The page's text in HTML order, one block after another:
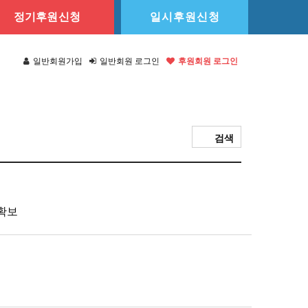
정기후원신청 일시후원신청
일반회원가입 일반회원 로그인 후원회원 로그인
검색
보